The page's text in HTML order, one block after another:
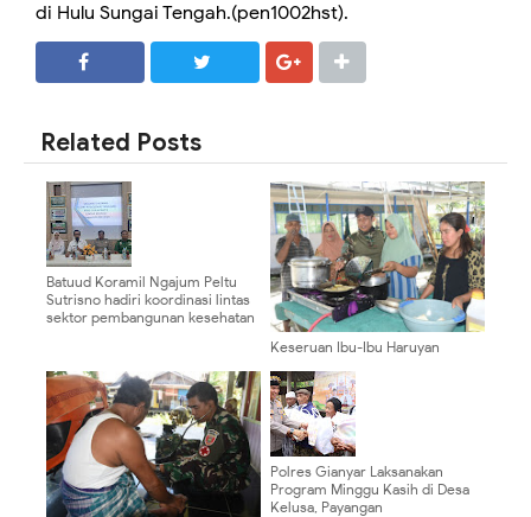
di Hulu Sungai Tengah.(pen1002hst).
Related Posts
Batuud Koramil Ngajum Peltu
Sutrisno hadiri koordinasi lintas
sektor pembangunan kesehatan
Keseruan Ibu-Ibu Haruyan
Satgas TMMD ke-124
Polres Gianyar Laksanakan
Program Minggu Kasih di Desa
Kelusa, Payangan